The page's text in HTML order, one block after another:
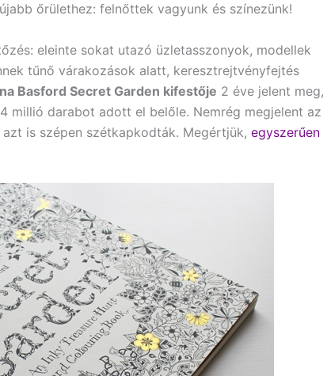
őrülethez: felnőttek vagyunk és színezünk!
eleinte sokat utazó üzletasszonyok, modellek
tűnő várakozások alatt, keresztrejtvényfejtés
Basford Secret Garden kifestője 2 éve jelent meg,
millió darabot adott el belőle. Nemrég megjelent az
is szépen szétkapkodták. Megértjük, egyszerűen